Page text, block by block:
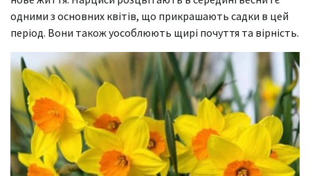
одними з основних квітів, що прикрашають садки в цей
період. Вони також уособлюють щирі почуття та вірність.